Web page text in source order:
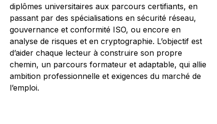
diplômes universitaires aux parcours certifiants, en
passant par des spécialisations en sécurité réseau,
gouvernance et conformité ISO, ou encore en
analyse de risques et en cryptographie. L’objectif est
d’aider chaque lecteur à construire son propre
chemin, un parcours formateur et adaptable, qui allie
ambition professionnelle et exigences du marché de
l’emploi.